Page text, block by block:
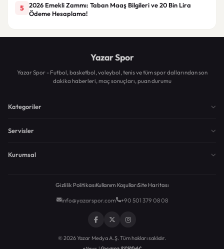
5
2026 Emekli Zammı: Taban Maaş Bilgileri ve 20 Bin Lira
Ödeme Hesaplama!
Yazar Spor
Yazar Spor - Futbol, basketbol, voleybol, tenis ve tüm spor dallarından son
dakika haberleri, maç sonuçları, puan durumu
Kategoriler
Servisler
Kurumsal
Gizlilik PolitikasıKullanım KoşullarıSite Haritası
info@yazarspor.com +90 501 379 08 08
© 2026 Yazar Medya A.Ş. Tüm hakları saklıdır.